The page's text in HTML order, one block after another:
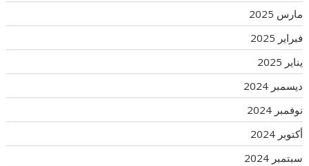
مارس 2025
فبراير 2025
يناير 2025
ديسمبر 2024
نوفمبر 2024
أكتوبر 2024
سبتمبر 2024